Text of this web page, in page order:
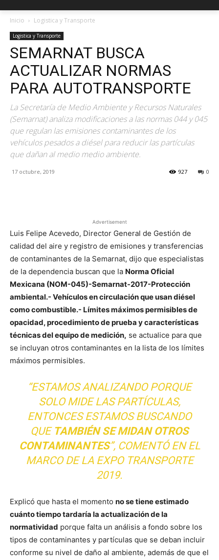
Inicio Logistica y Transporte
Logistica y Transporte
SEMARNAT BUSCA
ACTUALIZAR NORMAS
PARA AUTOTRANSPORTE
La Secretaría de Medio Ambiente y Recursos Naturales
(Semarnat) analiza modificaciones a las normas 044 y 045
que regulan las emisiones contaminantes de los
vehículos pesados a diésel para reducir las partículas
que dañan al medio medio ambiente.
17 octubre, 2019 0
927
Advertisement
Luis Felipe Acevedo, Director General de Gestión de
calidad del aire y registro de emisiones y transferencias
de contaminantes de la Semarnat, dijo que especialistas
de la dependencia buscan que la Norma Oficial
Mexicana (NOM-045)-Semarnat-2017-Protección
ambiental.- Vehículos en circulación que usan diésel
como combustible.- Límites máximos permisibles de
opacidad, procedimiento de prueba y características
técnicas del equipo de medición, se actualice para que
se incluyan otros contaminantes en la lista de los límites
máximos permisibles.
“ESTAMOS ANALIZANDO PORQUE
SOLO MIDE LAS PARTÍCULAS,
ENTONCES ESTAMOS BUSCANDO
QUETAMBIÉN SE MIDAN OTROS
CONTAMINANTES”, COMENTÓ EN EL
MARCO DE LA EXPO TRANSPORTE
2019.
Explicó que hasta el momento no se tiene estimado
cuánto tiempo tardaría la actualización de la
normatividad porque falta un análisis a fondo sobre los
tipos de contaminantes y partículas que se deban incluir
conforme su nivel de daño al ambiente, además de que el